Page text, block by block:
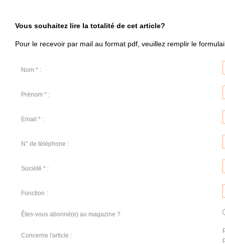
Vous souhaitez lire la totalité de cet article?
Pour le recevoir par mail au format pdf, veuillez remplir le
Nom * :
Prénom * :
Email * :
N° de téléphone :
Société * :
Fonction :
Êtes-vous abonné(e) au magazine ?
Concerne l'article :